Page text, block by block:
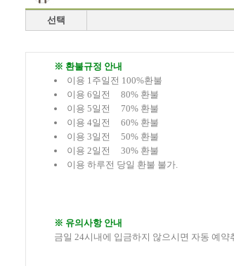
선택
※ 환불규정 안내
이용 1주일전 100%환불
이용 6일전 80% 환불
이용 5일전 70% 환불
이용 4일전 60% 환불
이용 3일전 50% 환불
이용 2일전 30% 환불
이용 하루전 당일 환불 불가.
※ 유의사항 안내
금일 24시내에 입금하지 않으시면 자동 예약